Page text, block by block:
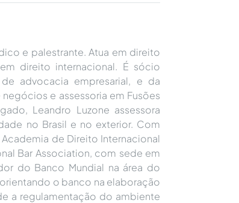
e palestrante. Atua em direito
direito internacional. É sócio
advocacia empresarial, e da
e assessoria em Fusões
Leandro Luzone assessora
no Brasil e no exterior. Com
de Direito Internacional
Bar Association, com sede em
do Banco Mundial na área do
o banco na elaboração
a regulamentação do ambiente